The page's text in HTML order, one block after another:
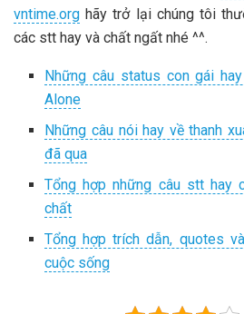
vntime.org hãy trở lại chúng tôi
các stt hay và chất ngất nhé ^^.
Những câu status con gái
Alone
Những câu nói hay về thanh
đã qua
Tổng hợp những câu stt hay
chất
Tổng hợp trích dẫn, quotes
cuộc sống